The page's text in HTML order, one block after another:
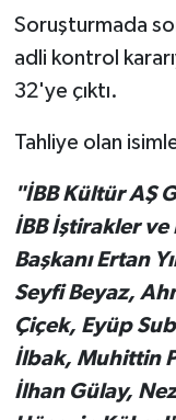
Soruşturmada
adli kontrol
32'ye çıktı.
Tahliye olan
"İBB Kültür AŞ
İBB İştirakler ve
Başkanı Ertan
Seyfi Beyaz,
Çiçek, Eyüp
İlbak, Muhittin
İlhan Gülay,